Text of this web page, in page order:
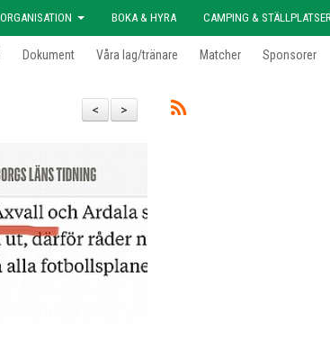
BOKA & HYRA CAMPING &
Dokument Våra lag/tränare Matcher Sponsorer
>
<